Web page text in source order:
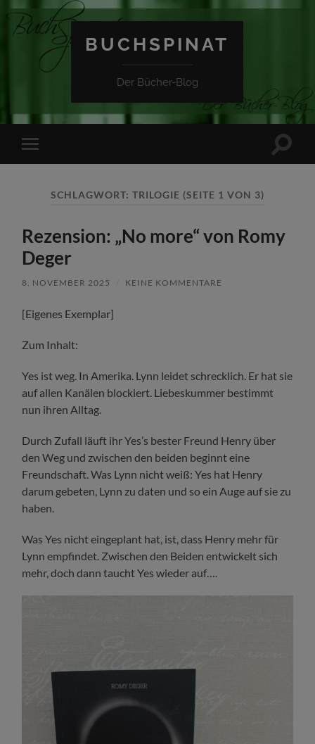
BUCHSPINAT
Der Bücher-Blog
Mobile-
Menü
SCHLAGWORT: TRILOGIE (SEITE 1 VON 3)
Rezension: „No more“ von Romy
Deger
8. NOVEMBER 2025 KEINE KOMMENTARE
[Eigenes Exemplar]
Zum Inhalt:
Yes ist weg. In Amerika. Lynn leidet schrecklich. Er hat sie
auf allen Kanälen blockiert. Liebeskummer bestimmt
nun ihren Alltag.
Durch Zufall läuft ihr Yes’s bester Freund Henry über
den Weg und zwischen den beiden beginnt eine
Freundschaft. Was Lynn nicht weiß: Yes hat Henry
darum gebeten, Lynn zu daten und so ein Auge auf sie zu
haben.
Was Yes nicht eingeplant hat, ist, dass Henry mehr für
Lynn empfindet. Zwischen den Beiden entwickelt sich
mehr, doch dann taucht Yes wieder auf….